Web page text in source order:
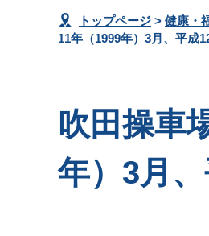
トップページ > 健康・
11年（1999年）3月、平成
吹田操車
年）3月